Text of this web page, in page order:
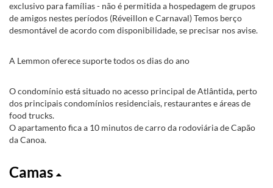
exclusivo para famílias - não é permitida a hospedagem de grupos
de amigos nestes períodos (Réveillon e Carnaval) Temos berço
desmontável de acordo com disponibilidade, se precisar nos avise.
A Lemmon oferece suporte todos os dias do ano
O condomínio está situado no acesso principal de Atlântida, perto
dos principais condomínios residenciais, restaurantes e áreas de
food trucks.
O apartamento fica a 10 minutos de carro da rodoviária de Capão
da Canoa.
Camas